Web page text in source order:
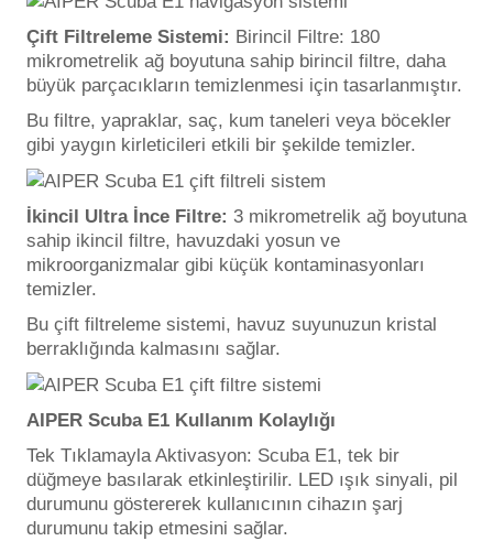
Dezenfeksiyon
Havuz Güvenlik
Havuz
Kapağı
Havuz Pompa
Jakuzi Sauna
Kartuş Filtreler
Kuvars Cam
Çift Filtreleme Sistemi: Birincil Filtre: 180
mikrometrelik ağ boyutuna sahip birincil filtre, daha
büyük parçacıkların temizlenmesi için tasarlanmıştır.
Bu filtre, yapraklar, saç, kum taneleri veya böcekler
gibi yaygın kirleticileri etkili bir şekilde temizler.
İkincil Ultra İnce Filtre: 3 mikrometrelik ağ boyutuna
sahip ikincil filtre, havuzdaki yosun ve
mikroorganizmalar gibi küçük kontaminasyonları
temizler.
Bu çift filtreleme sistemi, havuz suyunuzun kristal
berraklığında kalmasını sağlar.
AIPER Scuba E1 Kullanım Kolaylığı
Tek Tıklamayla Aktivasyon: Scuba E1, tek bir
düğmeye basılarak etkinleştirilir. LED ışık sinyali, pil
durumunu göstererek kullanıcının cihazın şarj
durumunu takip etmesini sağlar.